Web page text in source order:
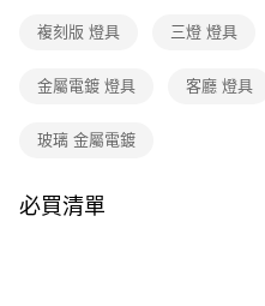
ATM／網路銀行／等多元方式進行付
購買商品的店家。未經商家同意取
是否繳費成功／繳費後需取消欲退
【注意事項】
複刻版 燈具 三燈 燈具
金屬電鍍 燈具 客廳 燈具
玻璃 金屬電鍍
必買清單